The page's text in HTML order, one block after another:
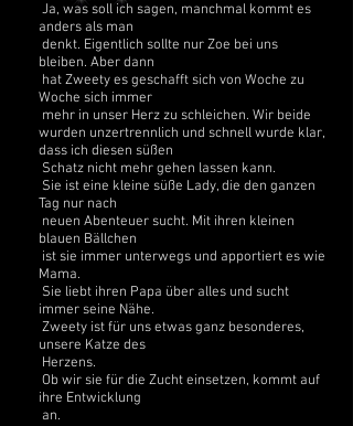
Ja, was soll ich sagen, manchmal kommt es
anders als man
denkt. Eigentlich sollte nur Zoe bei uns
bleiben. Aber dann
hat Zweety es geschafft sich von Woche zu
Woche sich immer
mehr in unser Herz zu schleichen. Wir beide
wurden unzertrennlich und schnell wurde klar,
dass ich diesen süßen
Schatz nicht mehr gehen lassen kann.
Sie ist eine kleine süße Lady, die den ganzen
Tag nur nach
neuen Abenteuer sucht. Mit ihren kleinen
blauen Bällchen
ist sie immer unterwegs und apportiert es wie
Mama.
Sie liebt ihren Papa über alles und sucht
immer seine Nähe.
Zweety ist für uns etwas ganz besonderes,
unsere Katze des
Herzens.
Ob wir sie für die Zucht einsetzen, kommt auf
ihre Entwicklung
an.